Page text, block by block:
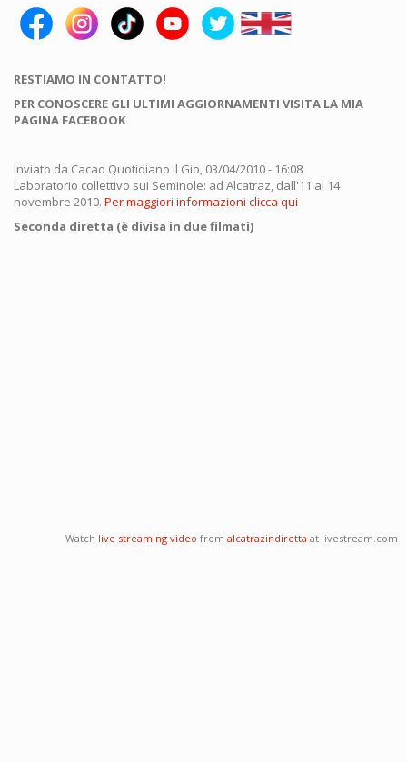
RESTIAMO IN CONTATTO!
PER CONOSCERE GLI ULTIMI AGGIORNAMENTI VISITA LA MIA
PAGINA FACEBOOK
Inviato da Cacao Quotidiano il Gio, 03/04/2010 - 16:08
Laboratorio collettivo sui Seminole: ad Alcatraz, dall'11 al 14
novembre 2010. Per maggiori informazioni clicca qui
Seconda diretta (è divisa in due filmati)
Watch live streaming video from alcatrazindiretta at livestream.com